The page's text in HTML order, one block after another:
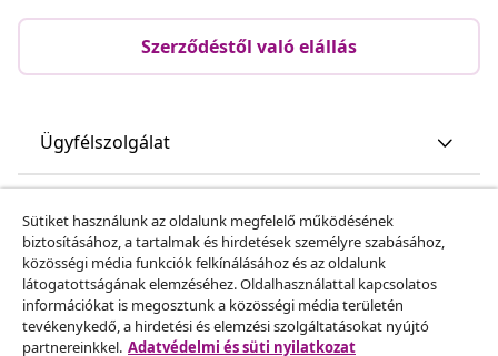
Szerződéstől való elállás
Ügyfélszolgálat
vidaXL
Fedezz fel többet
Sütiket használunk az oldalunk megfelelő működésének
biztosításához, a tartalmak és hirdetések személyre szabásához,
közösségi média funkciók felkínálásához és az oldalunk
látogatottságának elemzéséhez. Oldalhasználattal kapcsolatos
információkat is megosztunk a közösségi média területén
tevékenykedő, a hirdetési és elemzési szolgáltatásokat nyújtó
partnereinkkel. Adatvédelmi és süti nyilatkozat